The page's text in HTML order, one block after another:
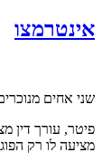
אינטרמצו
שני אחים
פיטר, עורך דין
מציעה לו רק